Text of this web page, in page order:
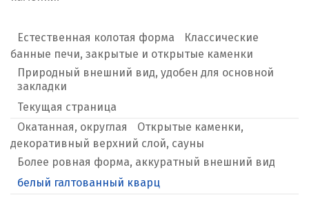
Естественная колотая форма
Классические
банные печи, закрытые и открытые каменки
Природный внешний вид, удобен для основной
закладки
Текущая страница
Окатанная, округлая
Открытые каменки,
декоративный верхний слой, сауны
Более ровная форма, аккуратный внешний вид
белый галтованный кварц